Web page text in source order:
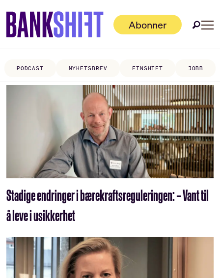
Abonner
PODCAST NYHETSBREV FINSHIFT JOBB
Tag:
bærekraftsrapportering
Stadige endringer i bærekrafts­­reguleringen: – Vant til
å leve i usikkerhet